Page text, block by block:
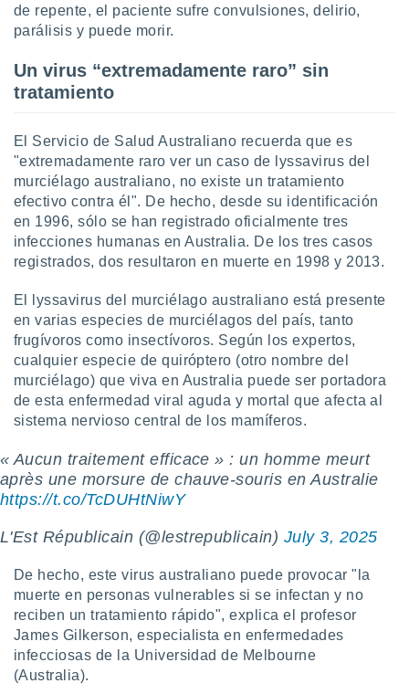
un
o acceder
datos
perfiles
crear un
uso de
la
contenido
la
el
del
de
o a través
de
de
de
uso de
con el
e
mediante
publicidad
publicidad
de repente, el paciente sufre convulsiones, delirio,
parálisis y puede morir.
Un virus “extremadamente raro” sin
tratamiento
El Servicio de Salud Australiano recuerda que es
"extremadamente raro ver un caso de lyssavirus del
murciélago australiano, no existe un tratamiento
efectivo contra él". De hecho, desde su identificación
en 1996, sólo se han registrado oficialmente tres
infecciones humanas en Australia. De los tres casos
registrados, dos resultaron en muerte en 1998 y 2013.
El lyssavirus del murciélago australiano está presente
en varias especies de murciélagos del país, tanto
frugívoros como insectívoros. Según los expertos,
cualquier especie de quiróptero (otro nombre del
murciélago) que viva en Australia puede ser portadora
de esta enfermedad viral aguda y mortal que afecta al
sistema nervioso central de los mamíferos.
« Aucun traitement efficace » : un homme meurt
après une morsure de chauve-souris en Australie
https://t.co/TcDUHtNiwY
L'Est Républicain (@lestrepublicain) July 3, 2025
De hecho, este virus australiano puede provocar "la
muerte en personas vulnerables si se infectan y no
reciben un tratamiento rápido", explica el profesor
James Gilkerson, especialista en enfermedades
infecciosas de la Universidad de Melbourne
(Australia).